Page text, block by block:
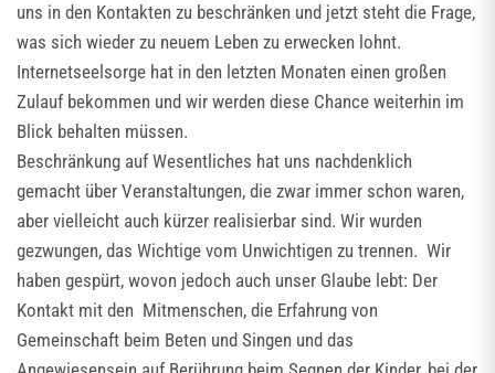
uns in den Kontakten zu beschränken und jetzt steht die Frage,
was sich wieder zu neuem Leben zu erwecken lohnt.
Internetseelsorge hat in den letzten Monaten einen großen
Zulauf bekommen und wir werden diese Chance weiterhin im
Blick behalten müssen.
Beschränkung auf Wesentliches hat uns nachdenklich
gemacht über Veranstaltungen, die zwar immer schon waren,
aber vielleicht auch kürzer realisierbar sind. Wir wurden
gezwungen, das Wichtige vom Unwichtigen zu trennen. Wir
haben gespürt, wovon jedoch auch unser Glaube lebt: Der
Kontakt mit den Mitmenschen, die Erfahrung von
Gemeinschaft beim Beten und Singen und das